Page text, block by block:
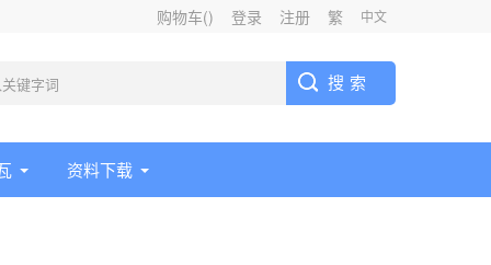
中文
繁
注册
登录
购物车()
资料下载